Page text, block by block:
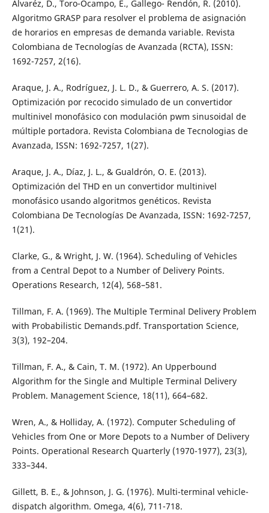
Alvaréz, D., Toro-Ocampo, E., Gallego- Rendón, R. (2010).
Algoritmo GRASP para resolver el problema de asignación
de horarios en empresas de demanda variable. Revista
Colombiana de Tecnologías de Avanzada (RCTA), ISSN:
1692-7257, 2(16).
Araque, J. A., Rodríguez, J. L. D., & Guerrero, A. S. (2017).
Optimización por recocido simulado de un convertidor
multinivel monofásico con modulación pwm sinusoidal de
múltiple portadora. Revista Colombiana de Tecnologias de
Avanzada, ISSN: 1692-7257, 1(27).
Araque, J. A., Díaz, J. L., & Gualdrón, O. E. (2013).
Optimización del THD en un convertidor multinivel
monofásico usando algoritmos genéticos. Revista
Colombiana De Tecnologías De Avanzada, ISSN: 1692-7257,
1(21).
Clarke, G., & Wright, J. W. (1964). Scheduling of Vehicles
from a Central Depot to a Number of Delivery Points.
Operations Research, 12(4), 568–581.
Tillman, F. A. (1969). The Multiple Terminal Delivery Problem
with Probabilistic Demands.pdf. Transportation Science,
3(3), 192–204.
Tillman, F. A., & Cain, T. M. (1972). An Upperbound
Algorithm for the Single and Multiple Terminal Delivery
Problem. Management Science, 18(11), 664–682.
Wren, A., & Holliday, A. (1972). Computer Scheduling of
Vehicles from One or More Depots to a Number of Delivery
Points. Operational Research Quarterly (1970-1977), 23(3),
333–344.
Gillett, B. E., & Johnson, J. G. (1976). Multi-terminal vehicle-
dispatch algorithm. Omega, 4(6), 711-718.